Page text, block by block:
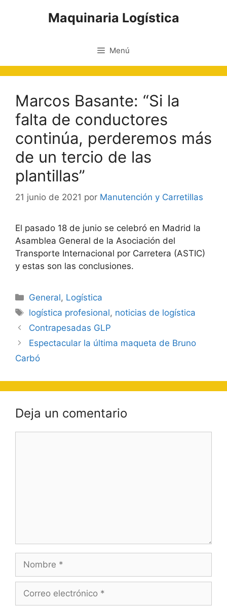
Maquinaria Logística
Menú
Marcos Basante: “Si la
falta de conductores
continúa, perderemos más
de un tercio de las
plantillas”
21 junio de 2021 por Manutención y Carretillas
El pasado 18 de junio se celebró en Madrid la
Asamblea General de la Asociación del
Transporte Internacional por Carretera (ASTIC)
y estas son las conclusiones.
Categorías
General, Logística
Etiquetas
logística profesional, noticias de logística
Navegación
de
entradas
Contrapesadas GLP
Espectacular la última maqueta de Bruno
Carbó
Deja un comentario
electrónico